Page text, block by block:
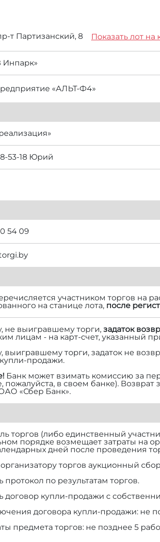
т Партизанский, 8 Показать лот на
«АЛЬТ-Ф4»
53-18 Юрий
54 09
участником торгов на
на станице лота, после
не выигравшему торги, задаток
лицам - на карт-счет, указанный
выигравшему торги, задаток не
продажи.
Банк может взимать комиссию за
пожалуйста, в своем банке).
«Сбер Банк».
торгов (либо единственный
порядке возмещает затраты на
дней после проведения
торгов аукционный
протокол по результатам торгов.
договор купли-продажи с
договора купли-продажи: не
предмета торгов: не позднее 5